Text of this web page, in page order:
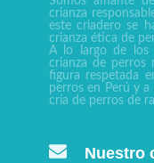
crianza
este criadero se
crianza ética de
A lo largo de los
crianza de perros
figura respetada
perros en Perú y
cría de perros de
Nuestro